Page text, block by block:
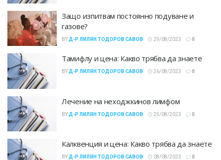
Защо изпитвам постоянно подуване и
газове?
BY Д-Р ЛИЛЯН ТОДОРОВ САВОВ 29/08/2023 0
Тамифлу и цена: Какво трябва да знаете
BY Д-Р ЛИЛЯН ТОДОРОВ САВОВ 26/08/2023 0
Лечение на неходжкинов лимфом
BY Д-Р ЛИЛЯН ТОДОРОВ САВОВ 25/08/2023 0
Калквенция и цена: Какво трябва да знаете
BY Д-Р ЛИЛЯН ТОДОРОВ САВОВ 08/08/2023 0